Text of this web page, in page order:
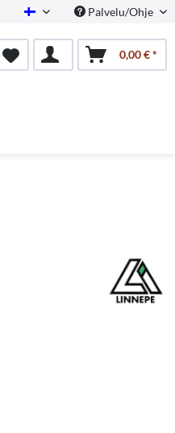
Finnish Palvelu/Ohje
0,00 € *